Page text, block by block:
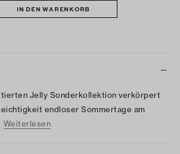
IN DEN WARENKORB
Jelly Sonderkollektion verkörpert
endloser Sommertage am
Weiterlesen